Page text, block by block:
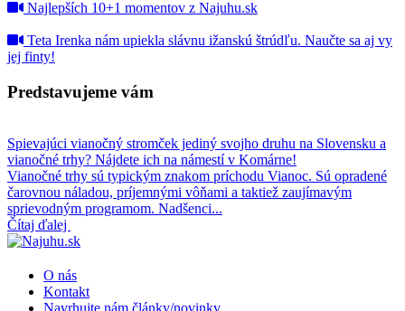
Najlepších 10+1 momentov z Najuhu.sk
Teta Irenka nám upiekla slávnu ižanskú štrúdľu. Naučte sa aj vy
jej finty!
Predstavujeme vám
Spievajúci vianočný stromček jediný svojho druhu na Slovensku a
vianočné trhy? Nájdete ich na námestí v Komárne!
Vianočné trhy sú typickým znakom príchodu Vianoc. Sú opradené
čarovnou náladou, príjemnými vôňami a taktiež zaujímavým
sprievodným programom. Nadšenci...
Čítaj ďalej
O nás
Kontakt
Navrhujte nám články/novinky